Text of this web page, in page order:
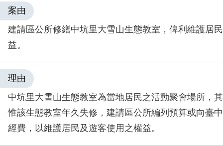
案由
建請區公所修繕中坑里大雪山生態教室，俾利維護居
益。
理由
中坑里大雪山生態教室為當地居民之活動聚會場所，
惟該生態教室年久失修，建請區公所編列預算或向臺
經費，以維護居民及遊客使用之權益。